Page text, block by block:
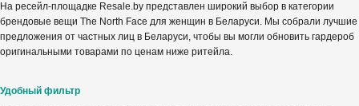
На ресейл-площадке Resale.by представлен широкий выбор в категории
брендовые вещи The North Face для женщин в Беларуси. Мы собрали лучшие
предложения от частных лиц в Беларуси, чтобы вы могли обновить гардероб
оригинальными товарами по ценам ниже ритейла.
Удобный фильтр